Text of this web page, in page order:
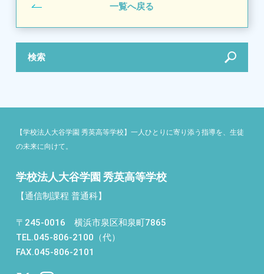
一覧へ戻る
検索
【学校法人大谷学園 秀英高等学校】一人ひとりに寄り添う指導を、生徒
の未来に向けて。
学校法人大谷学園 秀英高等学校
【通信制課程 普通科】
〒245-0016 横浜市泉区和泉町7865
TEL.045-806-2100（代）
FAX.045-806-2101